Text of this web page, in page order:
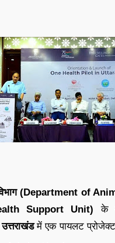
(Department of
Support Unit)के
उत्तराखंडमें एक पायलट